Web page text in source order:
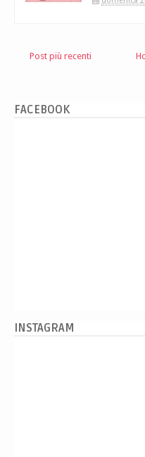
Post più recenti
FACEBOOK
INSTAGRAM